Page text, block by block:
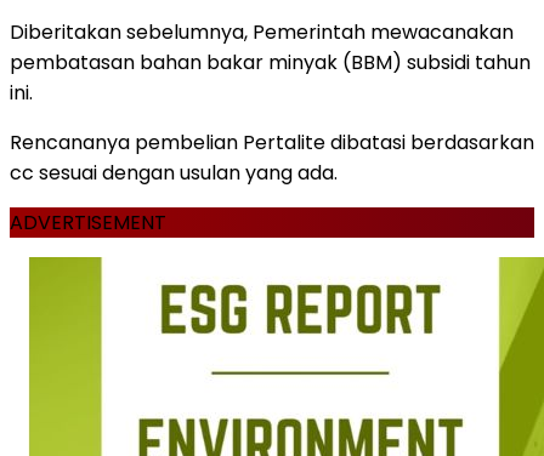
Diberitakan sebelumnya, Pemerintah mewacanakan
pembatasan bahan bakar minyak (BBM) subsidi tahun
ini.
Rencananya pembelian Pertalite dibatasi berdasarkan
cc sesuai dengan usulan yang ada.
ADVERTISEMENT